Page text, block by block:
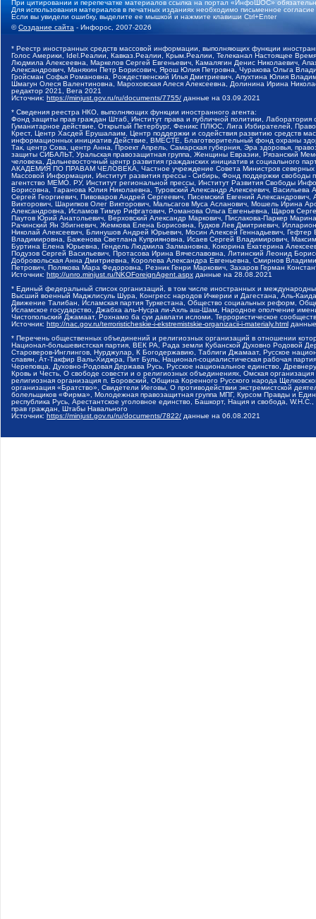
При цитировании и перепечатке материалов ссылка на портал «ИнфоШОС»
Для использования материалов в печатных изданиях необходимо письменное
Если вы увидели ошибку, выделите ее мышкой и нажмите клавиши Ctrl+Enter
©Создание сайта - Инфорос, 2007-2026
* Реестр иностранных средств массовой информации, выполняющих функции
Голос Америки, Idel.Реалии, Кавказ.Реалии, Крым.Реалии, Телеканал Настоящее
Людмила Алексеевна, Маркелов Сергей Евгеньевич, Камалягин Денис Николаевич,
Александрович, Маняхин Петр Борисович, Ярош Юлия Петровна, Чуракова Ольга
Гройсман Софья Романовна, Рождественский Илья Дмитриевич, Апухтина Юлия
Шмагун Олеся Валентиновна, Мароховская Алеся Алексеевна, Долинина Ирина
редактор 2021, Вега 2021
Источник: https://minjust.gov.ru/ru/documents/7755/ данные на 03.09.2021
* Сведения реестра НКО, выполняющих функции иностранного агента:
Фонд защиты прав граждан Штаб, Институт права и публичной политики,
Гуманитарное действие, Открытый Петербург, Феникс ПЛЮС, Лига Избирателей,
Крест, Центр Хасдей Ерушалаим, Центр поддержки и содействия развитию средств
информационных инициатив Действие, ВМЕСТЕ, Благотворительный фонд охраны
Так, центр Сова, центр Анна, Проект Апрель, Самарская губерния, Эра здоровья,
защиты СИБАЛЬТ, Уральская правозащитная группа, Женщины Евразии, Рязанский
человека, Дальневосточный центр развития гражданских инициатив и социального
АКАДЕМИЯ ПО ПРАВАМ ЧЕЛОВЕКА, Частное учреждение Совета Министров северных
Массовой Информации, Институт развития прессы - Сибирь, Фонд поддержки
агентство МЕМО. РУ, Институт региональной прессы, Институт Развития Свободы
Борисовна, Таранова Юлия Николаевна, Туровский Александр Алексеевич,
Сергей Георгиевич, Пивоваров Андрей Сергеевич, Писемский Евгений
Викторович, Шарипков Олег Викторович, Мальсагов Муса Асланович, Мошель Ирина
Александровна, Исламов Тимур Рифгатович, Романова Ольга Евгеньевна, Щаров
Паутов Юрий Анатольевич, Верховский Александр Маркович, Пислакова-Паркер
Рачинский Ян Збигневич, Жемкова Елена Борисовна, Гудков Лев Дмитриевич,
Николай Алексеевич, Блинушов Андрей Юрьевич, Мосин Алексей Геннадьевич,
Владимировна, Баженова Светлана Куприяновна, Исаев Сергей Владимирович,
Буртина Елена Юрьевна, Гендель Людмила Залмановна, Кокорина Екатерина
Подузов Сергей Васильевич, Протасова Ирина Вячеславовна, Литинский Леонид
Добровольская Анна Дмитриевна, Королева Александра Евгеньевна, Смирнов
Петрович, Полякова Мара Федоровна, Резник Генри Маркович, Захаров Герман
Источник: http://unro.minjust.ru/NKOForeignAgent.aspx данные на 28.08.2021
* Единый федеральный список организаций, в том числе иностранных и
Высший военный Маджлисуль Шура, Конгресс народов Ичкерии и Дагестана, Аль-
Движение Талибан, Исламская партия Туркестана, Общество социальных реформ,
Исламское государство, Джабха аль-Нусра ли-Ахль аш-Шам, Народное ополчение
Чистопольский Джамаат, Рохнамо ба суи давлати исломи, Террористическое
Источник: http://nac.gov.ru/terroristicheskie-i-ekstremistskie-organizacii-i-materialy.html
* Перечень общественных объединений и религиозных организаций в отношении
Национал-большевистская партия, ВЕК РА, Рада земли Кубанской Духовно Родовой
Староверов-Инглингов, Нурджулар, К Богодержавию, Таблиги Джамаат, Русское
славян, Ат-Такфир Валь-Хиджра, Пит Буль, Национал-социалистическая рабочая
Череповца, Духовно-Родовая Держава Русь, Русское национальное единство,
Кровь и Честь, О свободе совести и о религиозных объединениях, Омская
религиозная организация п. Боровский, Община Коренного Русского народа
организация «Братство», Свидетели Иеговы, О противодействии экстремистской
болельщиков «Фирма», Молодежная правозащитная группа МПГ, Курсом Правды и
республика Русь, Арестантское уголовное единство, Башкорт, Нация и свобода,
прав граждан, Штабы Навального
Источник: https://minjust.gov.ru/ru/documents/7822/ данные на 06.08.2021